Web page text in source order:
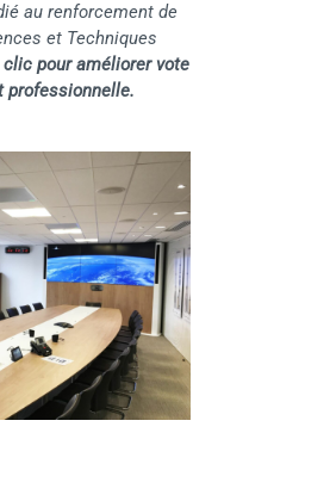
au renforcement de
et Techniques
pour améliorer vote
professionnelle.